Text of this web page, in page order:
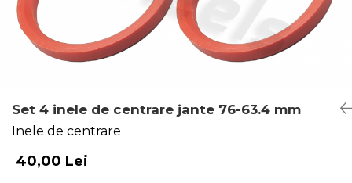
Set 4 inele de centrare jante 76-63.4 mm
Inele de centrare
40,00 Lei